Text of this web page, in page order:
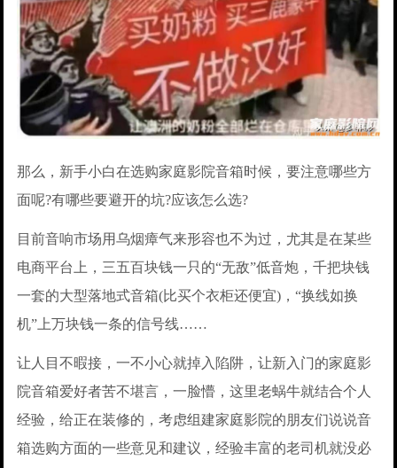
那么，新手小白在选购家庭影院音箱时候，要注意哪些方
面呢?有哪些要避开的坑?应该怎么选?
目前音响市场用乌烟瘴气来形容也不为过，尤其是在某些
电商平台上，三五百块钱一只的“无敌”低音炮，千把块钱
一套的大型落地式音箱(比买个衣柜还便宜)，“换线如换
机”上万块钱一条的信号线……
让人目不暇接，一不小心就掉入陷阱，让新入门的家庭影
院音箱爱好者苦不堪言，一脸懵，这里老蜗牛就结合个人
经验，给正在装修的，考虑组建家庭影院的朋友们说说音
箱选购方面的一些意见和建议，经验丰富的老司机就没必